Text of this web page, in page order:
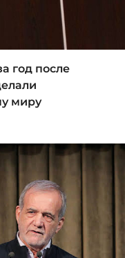
год после
миру